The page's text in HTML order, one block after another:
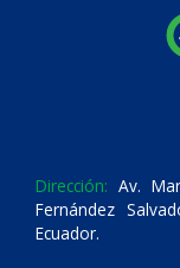
Dirección: Av.
Fernández
Ecuador.